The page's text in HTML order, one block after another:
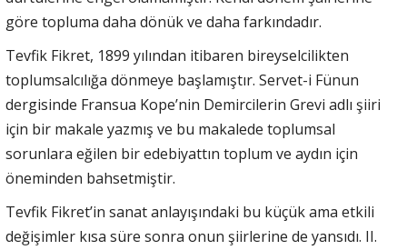
göre topluma daha dönük ve daha farkındadır.
Tevfik Fikret, 1899 yılından itibaren bireyselcilikten
toplumsalcılığa dönmeye başlamıştır. Servet-i Fünun
dergisinde Fransua Kope’nin Demircilerin Grevi adlı şiiri
için bir makale yazmış ve bu makalede toplumsal
sorunlara eğilen bir edebiyattın toplum ve aydın için
öneminden bahsetmiştir.
Tevfik Fikret’in sanat anlayışındaki bu küçük ama etkili
değişimler kısa süre sonra onun şiirlerine de yansıdı. II.